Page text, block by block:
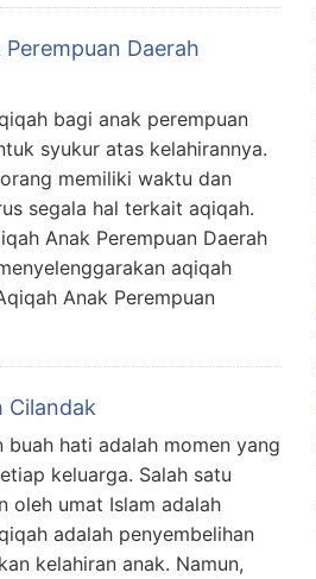
Daerah
bagi anak perempuan
syukur atas kelahirannya.
memiliki waktu dan
segala hal terkait aqiqah.
Anak Perempuan Daerah
aqiqah
Anak Perempuan
Cilandak
buah hati adalah momen yang
keluarga. Salah satu
oleh umat Islam adalah
adalah penyembelihan
kelahiran anak. Namun,